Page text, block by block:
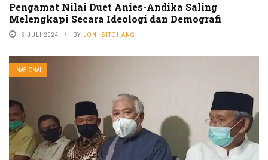
Pengamat Nilai Duet Anies-Andika Saling
Melengkapi Secara Ideologi dan Demografi
6 JULI 2024 BY JONI SITOHANG
NASIONAL